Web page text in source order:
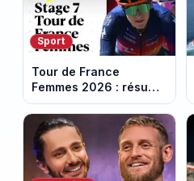
Sport
Tour de France
Femmes 2026 : résumé
vidéo de la 7e étape
avec l'ascension du
Mont Ventoux